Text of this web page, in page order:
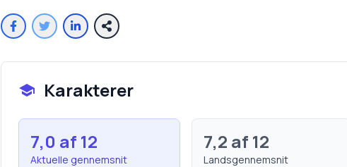
Karakterer
7,0 af 12
Aktuelle gennemsnit
7,2 af 12
Landsgennemsnit